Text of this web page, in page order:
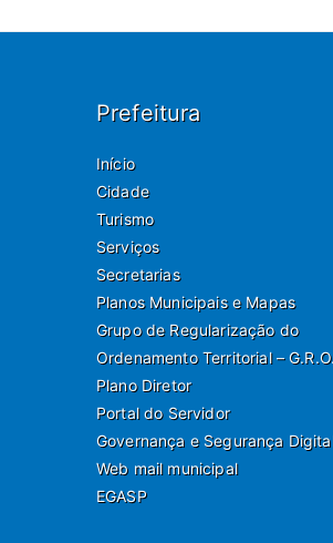
Prefeitura
Início
Cidade
Turismo
Serviços
Secretarias
Planos Municipais e Mapas
Grupo de Regularização do
Ordenamento Territorial –
Plano Diretor
Portal do Servidor
Governança e Segurança
Web mail municipal
EGASP